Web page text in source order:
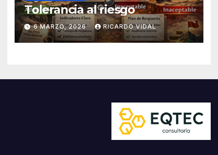
Tolerancia al riesgo
6 MARZO, 2026 RICARDO VIDAL